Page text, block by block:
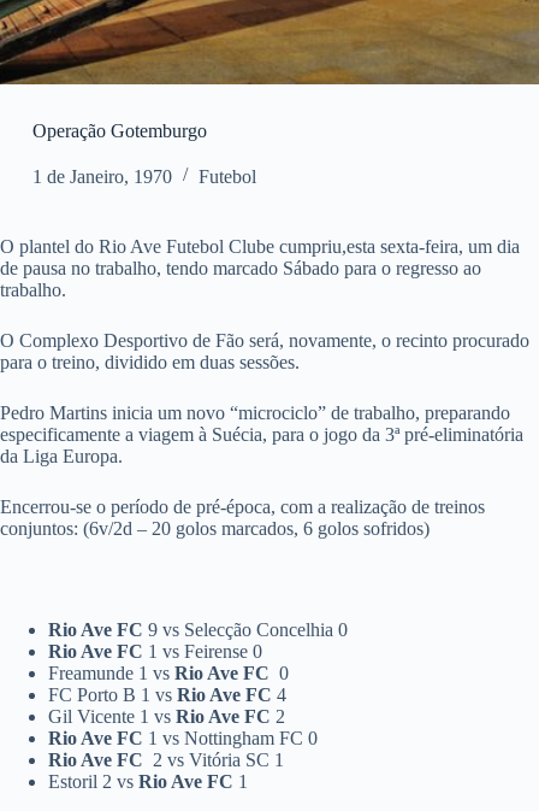
Operação Gotemburgo
1 de Janeiro, 1970 Futebol
O plantel do Rio Ave Futebol Clube cumpriu,esta sexta-feira, um dia
de pausa no trabalho, tendo marcado Sábado para o regresso ao
trabalho.
O Complexo Desportivo de Fão será, novamente, o recinto procurado
para o treino, dividido em duas sessões.
Pedro Martins inicia um novo “microciclo” de trabalho, preparando
especificamente a viagem à Suécia, para o jogo da 3ª pré-eliminatória
da Liga Europa.
Encerrou-se o período de pré-época, com a realização de treinos
conjuntos: (6v/2d – 20 golos marcados, 6 golos sofridos)
Rio Ave FC 9 vs Selecção Concelhia 0
Rio Ave FC 1 vs Feirense 0
Freamunde 1 vs Rio Ave FC 0
FC Porto B 1 vs Rio Ave FC 4
Gil Vicente 1 vs Rio Ave FC 2
Rio Ave FC 1 vs Nottingham FC 0
Rio Ave FC 2 vs Vitória SC 1
Estoril 2 vs Rio Ave FC 1